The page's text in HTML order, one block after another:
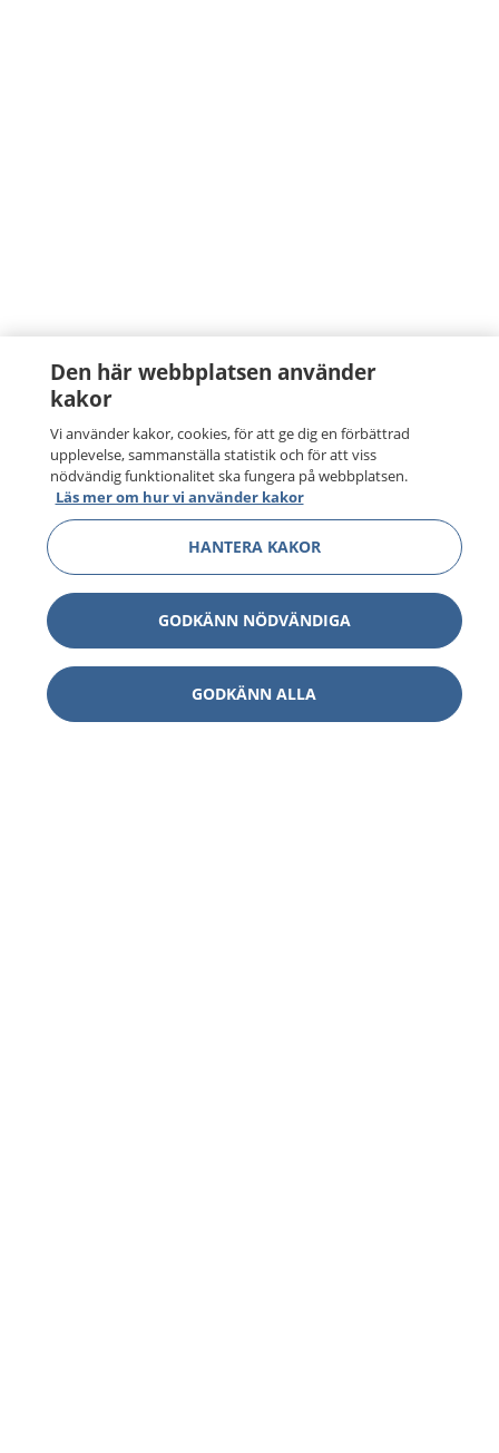
Den här webbplatsen använder
kakor
Vi använder kakor, cookies, för att ge dig en förbättrad
upplevelse, sammanställa statistik och för att viss
nödvändig funktionalitet ska fungera på webbplatsen.
Läs mer om hur vi använder kakor
HANTERA KAKOR
GODKÄNN NÖDVÄNDIGA
GODKÄNN ALLA